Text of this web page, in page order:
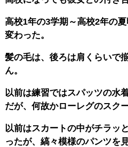
高校1年の3学期～高校2年の
変わった。
髪の毛は、後ろは肩くらいで
ん。
以前は練習ではスパッツの水
だが、何故かローレグのスク
以前はスカートの中がチラッ
ったが、縞々模様のパンツを